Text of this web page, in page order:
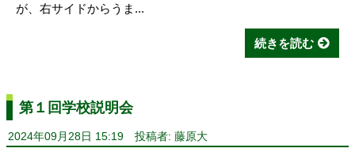
が、右サイドからうま...
続きを読む
第１回学校説明会
2024年09月28日 15:19 投稿者: 藤原大